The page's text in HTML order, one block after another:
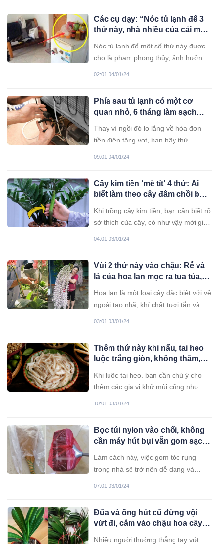
những dịp cần chọn gà mái.
Các cụ dạy: “Nóc tủ lạnh để 3
thứ này, nhà nhiều của cải mấy
Nóc tủ lạnh để một số thứ này được
cho là phạm phong thủy, ảnh hưởng
02:01 04/01/24
Phía sau tủ lạnh có một cơ
quan nhỏ, 6 tháng làm sạch
nhiều tiền điện
Thay vì ngồi đó lo lắng về hóa đơn
tiền điện tăng vọt, bạn hãy thử
09:01 04/01/24
Cây kim tiền ‘mê tít’ 4 thứ: Ai
biết làm theo cây đâm chồi bật
Khi trồng cây kim tiền, bạn cần biết rõ
sở thích của cây, có như vậy mới giúp
04:01 03/01/24
Vùi 2 thứ này vào chậu: Rễ và
lá của hoa lan mọc ra tua tủa,
Hoa lan là một loại cây đặc biệt với vẻ
ngoài tao nhã, khí chất tươi tắn và
trồng lan tốt, bạn cần hiểu rõ thói
quen và nhu cầu sinh trưởng của cây.
03:01 03/01/24
Thêm thứ này khi nấu, tai heo
luộc trắng giòn, không thâm,
Khi luộc tai heo, bạn cần chú ý cho
thêm các gia vị khử mùi cũng như
10:01 03/01/24
Bọc túi nylon vào chổi, không
cần máy hút bụi vẫn gom sạch
Làm cách này, việc gom tóc rụng
trong nhà sẽ trở nên dễ dàng và
07:01 03/01/24
Đũa và ống hút cũ đừng vội
vứt đi, cắm vào chậu hoa cây
Nhiều người thường thẳng tay vứt